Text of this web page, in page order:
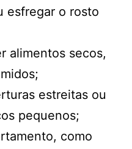
esfregar o rosto
alimentos secos,
estreitas ou
pequenos;
como